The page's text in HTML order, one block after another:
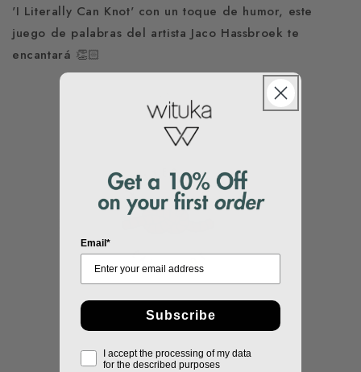
'I Literally Can Knot' con un toque de humor, este
juego de palabras del artista Jaco Hassbroek te
encantará 👏🏻
Email*
Subscribe
I accept the processing of my data
for the described purposes